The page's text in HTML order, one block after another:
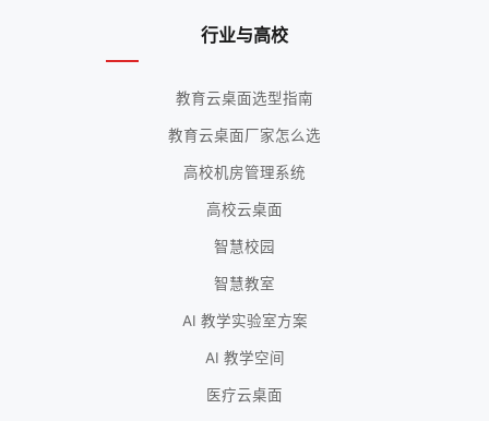
行业与高校
教育云桌面选型指南
教育云桌面厂家怎么选
高校机房管理系统
高校云桌面
智慧校园
智慧教室
AI 教学实验室方案
AI 教学空间
医疗云桌面